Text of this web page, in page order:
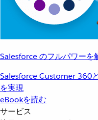
Salesforce のフルパワーを
Salesforce Customer 360
を実現
eBookを読む
サービス